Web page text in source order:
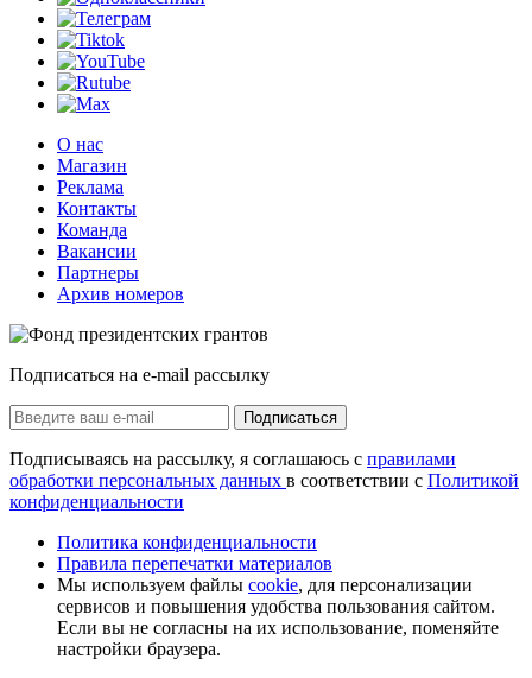
О нас
Магазин
Реклама
Контакты
Команда
Вакансии
Партнеры
Архив номеров
Подписаться на e-mail рассылку
Подписаться
Подписываясь на рассылку, я соглашаюсь с правилами
обработки персональных данных в соответствии с Политикой
конфиденциальности
Политика конфиденциальности
Правила перепечатки материалов
Мы используем файлы cookie, для персонализации
сервисов и повышения удобства пользования сайтом.
Если вы не согласны на их использование, поменяйте
настройки браузера.